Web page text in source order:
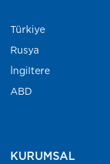
Türkiye
Rusya
İngiltere
ABD
KURUMSAL